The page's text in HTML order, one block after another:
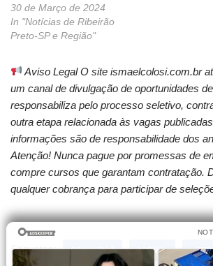
30 de Março de 2024
In "Notícias de Ribeirão
Preto-SP e Região"
Aviso Legal O site ismaelcolosi.com.br
um canal de divulgação de oportunidades
responsabiliza pelo processo seletivo,
outra etapa relacionada às vagas
informações são de responsabilidade dos
Atenção! Nunca pague por promessas de
compre cursos que garantam contratação.
qualquer cobrança para participar de
Etiquetas: CONCURSO JORNAL